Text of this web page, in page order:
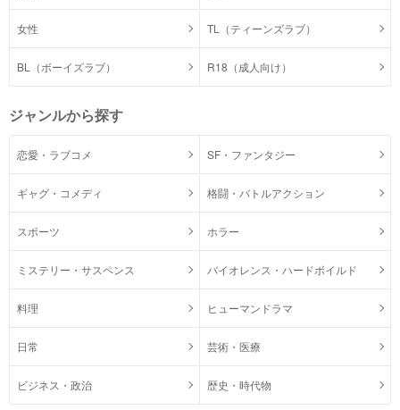
女性 TL（ティーンズラブ）
BL（ボーイズラブ） R18（成人向け）
ジャンルから探す
恋愛・ラブコメ SF・ファンタジー
ギャグ・コメディ 格闘・バトルアクション
スポーツ ホラー
ミステリー・サスペンス バイオレンス・ハードボイルド
料理 ヒューマンドラマ
日常 芸術・医療
ビジネス・政治 歴史・時代物